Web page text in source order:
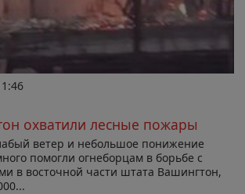
охватили лесные пожары
ветер и небольшое понижение
помогли огнеборцам в борьбе с
в восточной части штата Вашингтон,